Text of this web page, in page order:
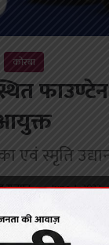
कोरबा
एवं स्मृति
राजपूत June 4, 2022